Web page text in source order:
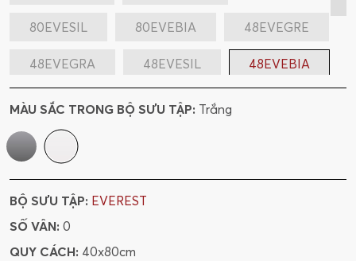
80EVESIL 80EVEBIA 48EVEGRE
48EVEGRA 48EVESIL 48EVEBIA
612EVEGRE 612EVEGRA
612EVESIL
MÀU SẮC TRONG BỘ SƯU TẬP: Trắng
BỘ SƯU TẬP: EVEREST
SỐ VÂN: 0
QUY CÁCH: 40x80cm